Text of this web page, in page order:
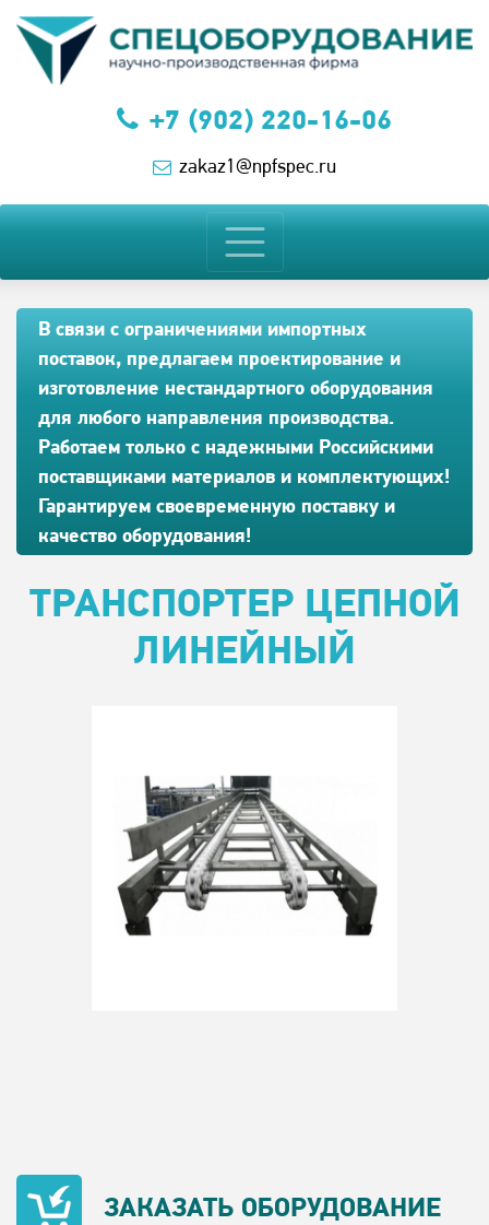
+7 (902) 220-16-06
zakaz1@npfspec.ru
В связи с ограничениями импортных
поставок, предлагаем проектирование и
изготовление нестандартного оборудования
для любого направления производства.
Работаем только с надежными Российскими
поставщиками материалов и комплектующих!
Гарантируем своевременную поставку и
качество оборудования!
ТРАНСПОРТЕР ЦЕПНОЙ
ЛИНЕЙНЫЙ
ЗАКАЗАТЬ ОБОРУДОВАНИЕ